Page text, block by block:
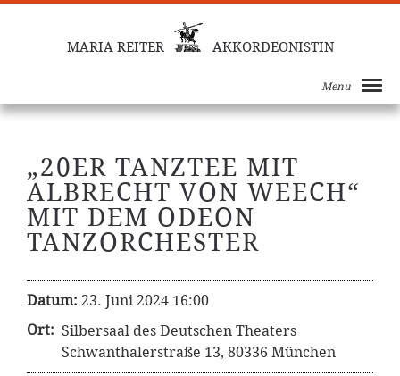
MARIA REITER AKKORDEONISTIN
Menu
„20ER TANZTEE MIT
ALBRECHT VON WEECH“
MIT DEM ODEON
TANZORCHESTER
Datum: 23. Juni 2024 16:00
Ort: Silbersaal des Deutschen Theaters
Schwanthalerstraße 13, 80336 München